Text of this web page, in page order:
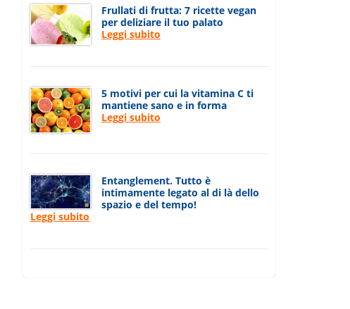
Frullati di frutta: 7 ricette vegan
per deliziare il tuo palato
Leggi subito
5 motivi per cui la vitamina C ti
mantiene sano e in forma
Leggi subito
Entanglement. Tutto è
intimamente legato al di là dello
spazio e del tempo!
Leggi subito